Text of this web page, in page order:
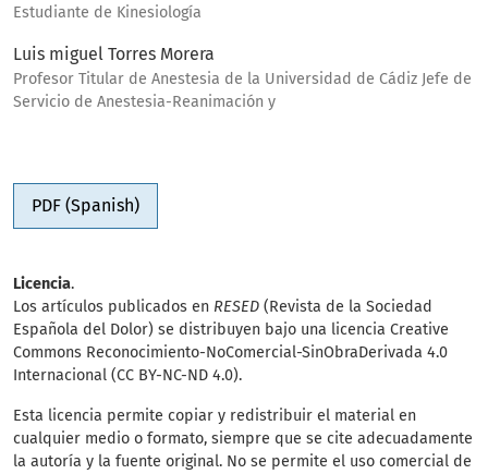
Estudiante de Kinesiología
Luis miguel Torres Morera
Profesor Titular de Anestesia de la Universidad de Cádiz Jefe de
Servicio de Anestesia-Reanimación y
PDF (Spanish)
Licencia.
Los artículos publicados en RESED (Revista de la Sociedad
Española del Dolor) se distribuyen bajo una licencia Creative
Commons Reconocimiento-NoComercial-SinObraDerivada 4.0
Internacional (CC BY-NC-ND 4.0).
Esta licencia permite copiar y redistribuir el material en
cualquier medio o formato, siempre que se cite adecuadamente
la autoría y la fuente original. No se permite el uso comercial de